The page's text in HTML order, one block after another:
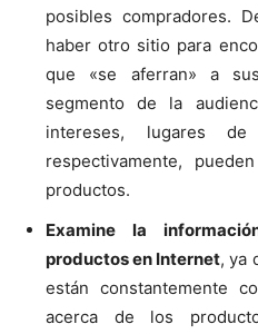
posibles compradores.
haber otro sitio para
que «se aferran» a
segmento de la
intereses, lugares
respectivamente,
productos.
Examine la
productos en Internet, ya
están constantemente
acerca de los